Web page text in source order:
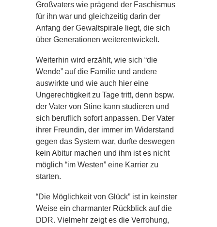
Großvaters wie prägend der Faschismus
für ihn war und gleichzeitig darin der
Anfang der Gewaltspirale liegt, die sich
über Generationen weiterentwickelt.
Weiterhin wird erzählt, wie sich “die
Wende” auf die Familie und andere
auswirkte und wie auch hier eine
Ungerechtigkeit zu Tage tritt, denn bspw.
der Vater von Stine kann studieren und
sich beruflich sofort anpassen. Der Vater
ihrer Freundin, der immer im Widerstand
gegen das System war, durfte deswegen
kein Abitur machen und ihm ist es nicht
möglich “im Westen” eine Karrier zu
starten.
“Die Möglichkeit von Glück” ist in keinster
Weise ein charmanter Rückblick auf die
DDR. Vielmehr zeigt es die Verrohung,